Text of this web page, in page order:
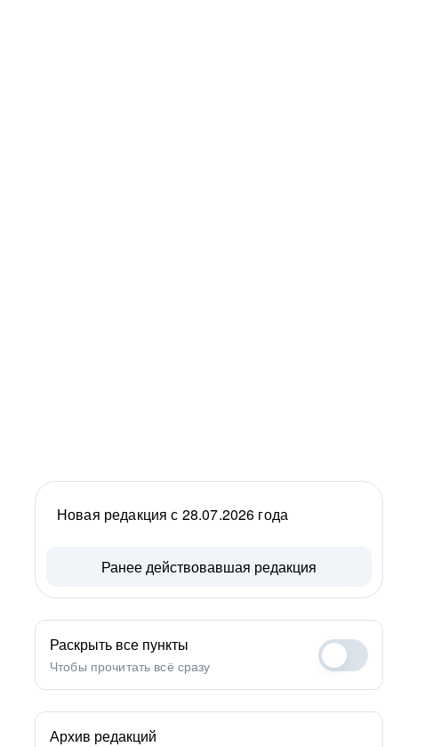
Новая редакция с 28.07.2026 года
Ранее действовавшая редакция
Раскрыть все пункты
Чтобы прочитать всё сразу
Архив редакций